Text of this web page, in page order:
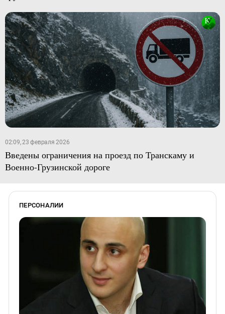
02:09, 23 февраля 2026
Введены ограничения на проезд по Транскаму и
Военно-Грузинской дороге
ПЕРСОНАЛИИ